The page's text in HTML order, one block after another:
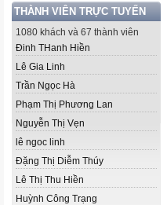
THÀNH VIÊN TRỰC TUYẾN
1080 khách và 67 thành viên
Đinh THanh Hiền
Lê Gia Linh
Trần Ngọc Hà
Phạm Thị Phương Lan
Nguyễn Thị Vẹn
lê ngoc linh
Đặng Thị Diễm Thúy
Lê Thị Thu Hiền
Huỳnh Công Trạng